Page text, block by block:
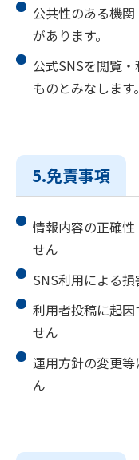
公共性のある機
があります。
公式SNSを閲覧
ものとみなします。
5.免責事項
情報内容の正確
せん
SNS利用による
利用者投稿に起
せん
運用方針の変更
ん